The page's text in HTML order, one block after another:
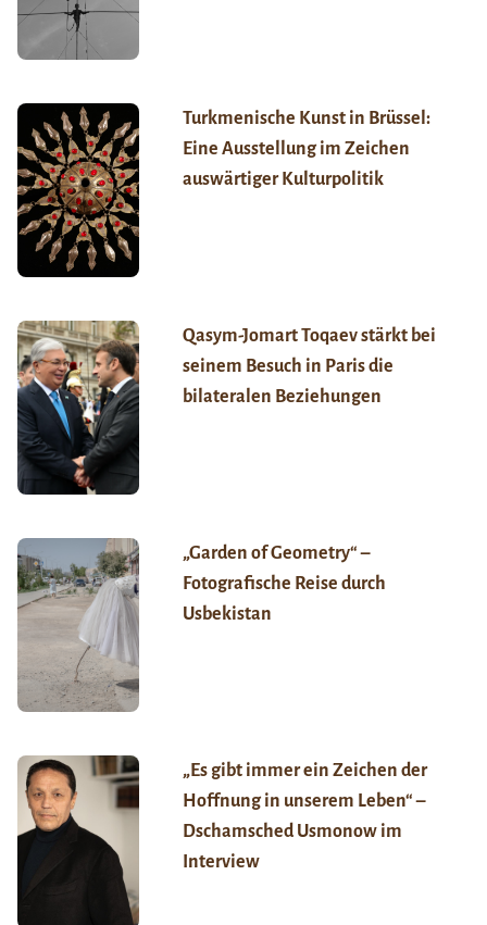
Turkmenische Kunst in Brüssel:
Eine Ausstellung im Zeichen
auswärtiger Kulturpolitik
Qasym-Jomart Toqaev stärkt bei
seinem Besuch in Paris die
bilateralen Beziehungen
„Garden of Geometry“ –
Fotografische Reise durch
Usbekistan
„Es gibt immer ein Zeichen der
Hoffnung in unserem Leben“ –
Dschamsched Usmonow im
Interview